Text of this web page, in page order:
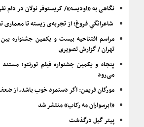
نگاهی به «اودیسه»/ کریستوفر نولان در دام
شاعرانگیِ فروغ؛ از تجربه‌ی زیسته تا معماری
مراسم افتتاحیه بیست و یکمین جشنواره
تهران / گزارش تصویری
پنجاه و یکمین جشنواره فیلم تورنتو؛ مستند
می‌رود
مورگان فریمن: اگر دستمزد خوب باشد، از
«ابرسواران مه رکاب» منتشر شد
پیتر گیل درگذشت